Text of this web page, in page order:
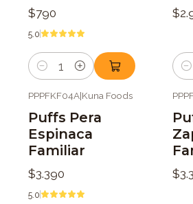
$790
5.0
Cantidad
PPPFKF04A|Kuna Foods
Puffs Pera
Espinaca
Familiar
$3.390
5.0